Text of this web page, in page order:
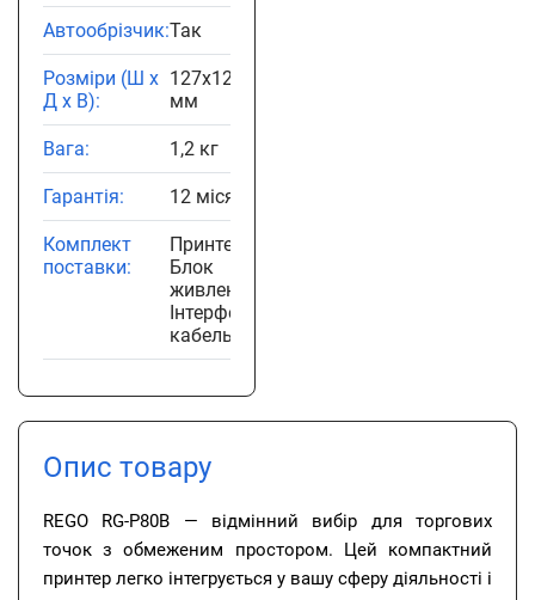
Автообрізчик:Так
Розміри (Ш х
Д х В):
127x127x129
мм
Вага: 1,2 кг
Гарантія: 12 місяців
Комплект
поставки:
Принтер ,
Блок
живлення ,
Інтерфейсний
кабель
Опис товару
REGO RG-P80B — відмінний вибір для торгових
точок з обмеженим простором. Цей компактний
принтер легко інтегрується у вашу сферу діяльності і